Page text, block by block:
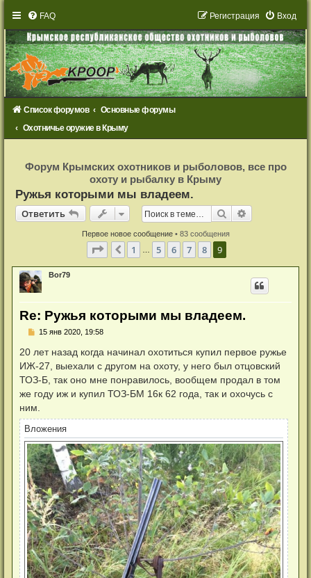
FAQ Вход
Регистрация
Список форумов
Основные форумы
Охотничье оружие в Крыму
с
т
р
а
ц
Форум Крымских охотников и рыболовов, все про
охоту и рыбалку в Крыму
Ружья которыми мы владеем.
Ответить
Ответить Поиск
Первое новое сообщение• 83 сообщения
Страница из 9
Пред.
1 5 6 7 8 9
Bor79
Re: Ружья которыми мы владеем.
Н
п
р
о
ч
и
т
н
н
о
е
с
о
о
б
щ
е
н
и
е
15 янв 2020, 19:58
20 лет назад когда начинал охотиться купил первое ружье
ИЖ-27, выехали с другом на охоту, у него был отцовский
ТОЗ-Б, так оно мне понравилось, вообщем продал в том
же году иж и купил ТОЗ-БМ 16к 62 года, так и охочусь с
ним.
Вложения